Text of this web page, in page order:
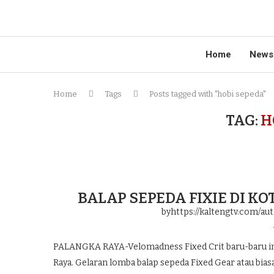
Home News
Home Tags Posts tagged with "hobi sepeda"
TAG:
BALAP SEPEDA FIXIE DI
byhttps://kaltengtv.com/
PALANGKA RAYA-Velomadness Fixed Crit baru-baru
Raya. Gelaran lomba balap sepeda Fixed Gear atau